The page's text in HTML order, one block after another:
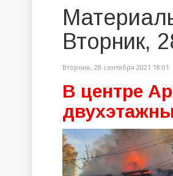
Вторник,
Вторник, 28 сентября 2021 18:01
В центре